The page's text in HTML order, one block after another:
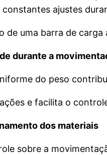
constantes ajustes
de uma barra de
durante a
do peso
e facilita o
dos materiais
sobre a